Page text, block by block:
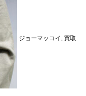
ジョーマッコイ 買取